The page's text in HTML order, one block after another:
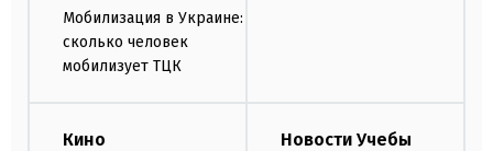
Мобилизация в Украине:
сколько человек
мобилизует ТЦК
Кино Новости Учебы